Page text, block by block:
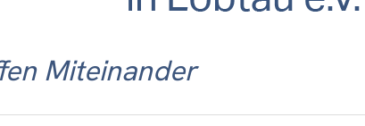
Miteinander